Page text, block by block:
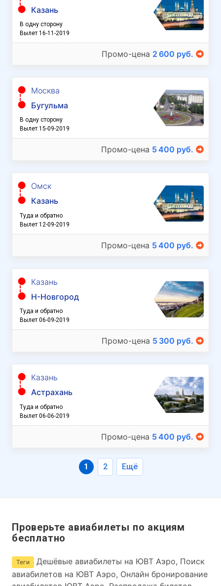
Казань
В одну сторону
Вылет 16-11-2019
Промо-цена 2 600 руб.
Москва
Бугульма
В одну сторону
Вылет 15-09-2019
Промо-цена 5 400 руб.
Омск
Казань
Туда и обратно
Вылет 12-09-2019
Промо-цена 5 400 руб.
Казань
Н-Новгород
Туда и обратно
Вылет 06-09-2019
Промо-цена 5 300 руб.
Казань
Астрахань
Туда и обратно
Вылет 06-06-2019
Промо-цена 5 400 руб.
1 2 Ещё
Проверьте авиабилеты по акциям
бесплатно
Теги
Дешёвые авиабилеты на ЮВТ Аэро, Поиск
авиабилетов на ЮВТ Аэро, Онлайн бронирование